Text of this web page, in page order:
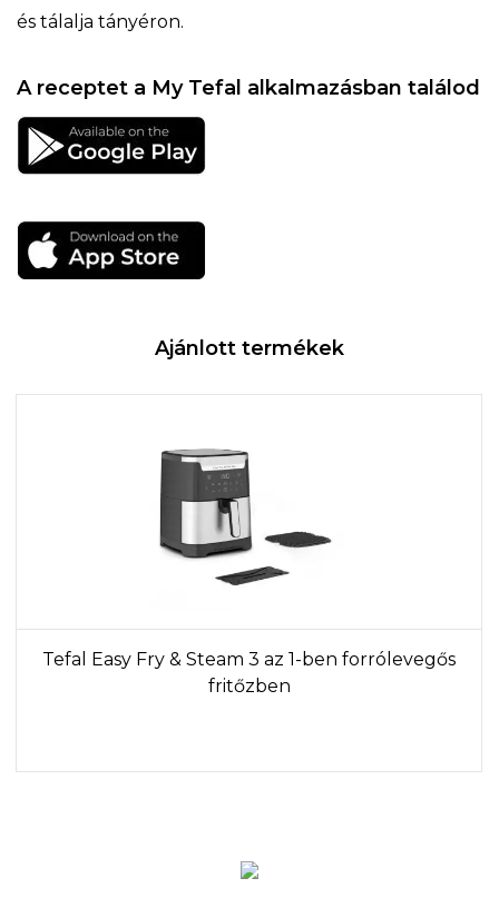
és tálalja tányéron.
A receptet a My Tefal alkalmazásban találod
Ajánlott termékek
Tefal Easy Fry & Steam 3 az 1-ben forrólevegős
fritőzben